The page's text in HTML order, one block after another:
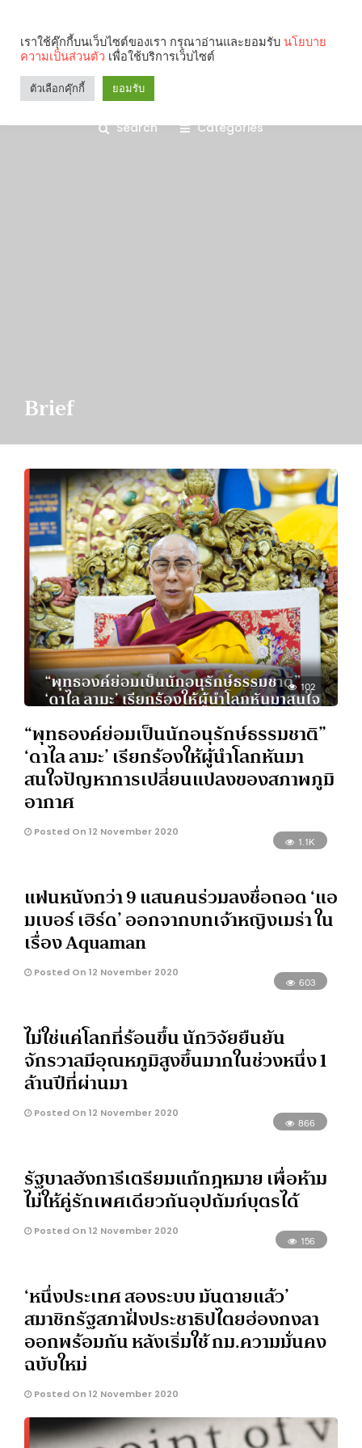
Search Categories
Brief
102
“พุทธองค์ย่อมเป็นนักอนุรักษ์ธรรมชาติ”
‘ดาไล ลามะ’ เรียกร้องให้ผู้นำโลกหันมา
สนใจปัญหาการเปลี่ยนแปลงของสภาพภูมิ
อากาศ
Posted On 12 November 2020
1.1K
แฟนหนังกว่า 9 แสนคนร่วมลงชื่อถอด ‘แอ
มเบอร์ เฮิร์ด’ ออกจากบทเจ้าหญิงเมร่า ใน
เรื่อง Aquaman
Posted On 12 November 2020
603
ไม่ใช่แค่โลกที่ร้อนขึ้น นักวิจัยยืนยัน
จักรวาลมีอุณหภูมิสูงขึ้นมากในช่วงหนึ่ง 1
ล้านปีที่ผ่านมา
Posted On 12 November 2020
866
รัฐบาลฮังการีเตรียมแก้กฎหมาย เพื่อห้าม
ไม่ให้คู่รักเพศเดียวกันอุปถัมภ์บุตรได้
Posted On 12 November 2020
156
‘หนึ่งประเทศ สองระบบ มันตายแล้ว’
สมาชิกรัฐสภาฝั่งประชาธิปไตยฮ่องกงลา
ออกพร้อมกัน หลังเริ่มใช้ กม.ความมั่นคง
ฉบับใหม่
Posted On 12 November 2020
เราใช้คุ๊กกี้บนเว็บไซต์ของเรา กรุณาอ่านและยอมรับ นโยบาย
ความเป็นส่วนตัว เพื่อใช้บริการเว็บไซต์
ตัวเลือกคุ๊กกี้ ยอมรับ